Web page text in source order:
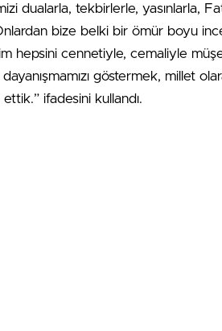
dualarla, tekbirlerle, yasınlarla,
bize belki bir ömür boyu
hepsini cennetiyle, cemaliyle
göstermek, millet
ifadesini kullandı.